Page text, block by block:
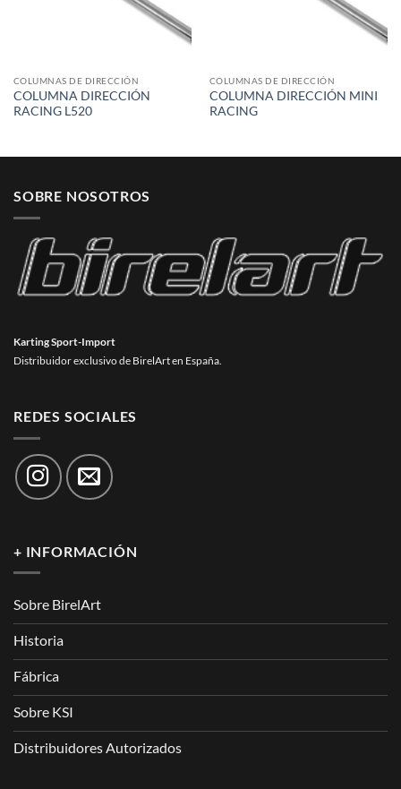
COLUMNAS DE DIRECCIÓN
COLUMNA DIRECCIÓN
RACING L520
COLUMNAS DE DIRECCIÓN
COLUMNA DIRECCIÓN MINI
RACING
SOBRE NOSOTROS
Karting Sport-Import
Distribuidor exclusivo de BirelArt en España.
REDES SOCIALES
+ INFORMACIÓN
Sobre BirelArt
Historia
Fábrica
Sobre KSI
Distribuidores Autorizados